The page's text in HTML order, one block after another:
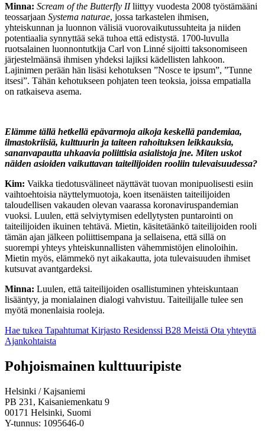
Minna: Scream of the Butterfly IIliittyy vuodesta 2008 työstämääni
teossarjaan Systema naturae, jossa tarkastelen ihmisen,
yhteiskunnan ja luonnon välisiä vuorovaikutussuhteita ja niiden
potentiaalia synnyttää sekä tuhoa että edistystä. 1700-luvulla
ruotsalainen luonnontutkija Carl von Linné sijoitti taksonomiseen
järjestelmäänsä ihmisen yhdeksi lajiksi kädellisten lahkoon.
Lajinimen perään hän lisäsi kehotuksen ”Nosce te ipsum”, ”Tunne
itsesi”. Tähän kehotukseen pohjaten teen teoksia, joissa empatialla
on ratkaiseva asema.
Elämme tällä hetkellä epävarmoja aikoja keskellä pandemiaa,
ilmastokriisiä, kulttuurin ja taiteen rahoituksen leikkauksia,
sananvapautta uhkaavia poliittisia asialistoja jne. Miten uskot
näiden asioiden vaikuttavan taiteilijoiden rooliin tulevaisuudessa?
Kim: Vaikka tiedotusvälineet näyttävät tuovan monipuolisesti esiin
vaihtoehtoisia näyttelymuotoja, koen itsenäisten taiteilijoiden
taloudellisen vakauden olevan vaarassa koronaviruspandemian
vuoksi. Luulen, että selviytymisen edellytysten puntarointi on
taiteilijoiden ikuinen tehtävä. Mietin, käsitetäänkö taiteilijoiden rooli
tämän ajan jälkeen poliittisempana ja sellaisena, että sillä on
suorempi yhteys yhteiskunnallisten vähemmistöjen elinoloihin.
Mietin myös, elämmekö nyt aikakautta, jota tulevaisuuden ihmiset
kutsuvat avantgardeksi.
Minna: Luulen, että taiteilijoiden osallistuminen yhteiskuntaan
lisääntyy, ja monialainen dialogi vahvistuu. Taiteilijalle tulee sen
myötä monenlaisia rooleja.
Hae tukea Tapahtumat Kirjasto Residenssi B28 Meistä Ota yhteyttä
Ajankohtaista
Facebook:
Avataan
välilehteen
Instagram:
Avataan
välilehteen
TikTok:
Avataan
välilehteen
Youtube:
Avataan
välilehteen
Vimeo:
Avataan
välilehteen
Pohjoismainen kulttuuripiste
Helsinki / Kajsaniemi
PB 231, Kaisaniemenkatu 9
00171 Helsinki, Suomi
Y-tunnus: 1095646-0